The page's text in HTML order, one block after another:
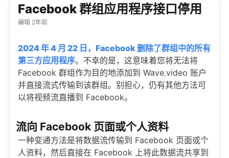
Facebook 群组应用程序接口停用
编辑 2年前
2024 年 4 月 22 日，Facebook 删除了群组中的所有
第三方应用程序。不幸的是，这意味着您将无法将
Facebook 群组作为目的地添加到 Wave.video 账户
并直接流式传输到该群组。别担心，仍有其他方法可
以将视频流直播到 Facebook。
流向 Facebook 页面或个人资料
一种变通方法是将数据流传输到 Facebook 页面或个
人资料，然后直接在 Facebook 上将此数据流共享到